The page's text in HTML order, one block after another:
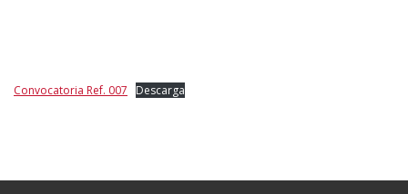
Convocatoria Ref. 007 Descarga